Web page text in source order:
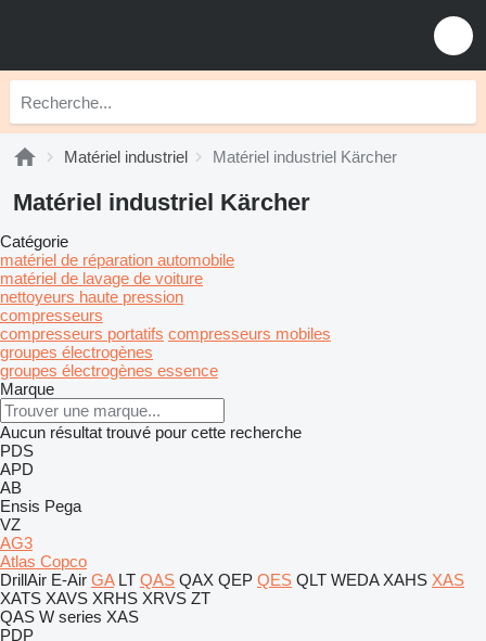
Matériel industriel Matériel industriel Kärcher
Matériel industriel Kärcher
Catégorie
matériel de réparation automobile
matériel de lavage de voiture
nettoyeurs haute pression
compresseurs
compresseurs portatifs compresseurs mobiles
groupes électrogènes
groupes électrogènes essence
Marque
Aucun résultat trouvé pour cette recherche
PDS
APD
AB
Ensis Pega
VZ
AG3
Atlas Copco
DrillAir E-Air GA LT QAS QAX QEP QES QLT WEDA XAHS XAS
XATS XAVS XRHS XRVS ZT
QAS W series XAS
PDP